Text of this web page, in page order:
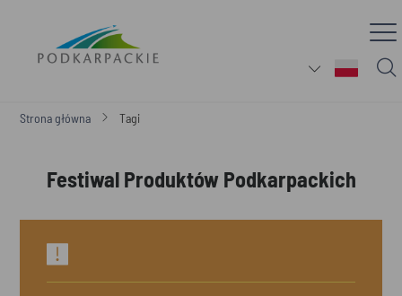
Strona główna Tagi
Festiwal Produktów Podkarpackich